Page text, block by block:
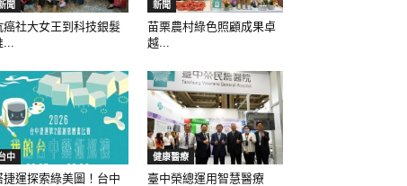
聞
癌社大女王到科技銀髮
...
新聞
苗栗農村綠色照顧成果卓
越...
中
捷運探索綠美圖！台中
健康醫療
臺中榮總運用智慧醫療